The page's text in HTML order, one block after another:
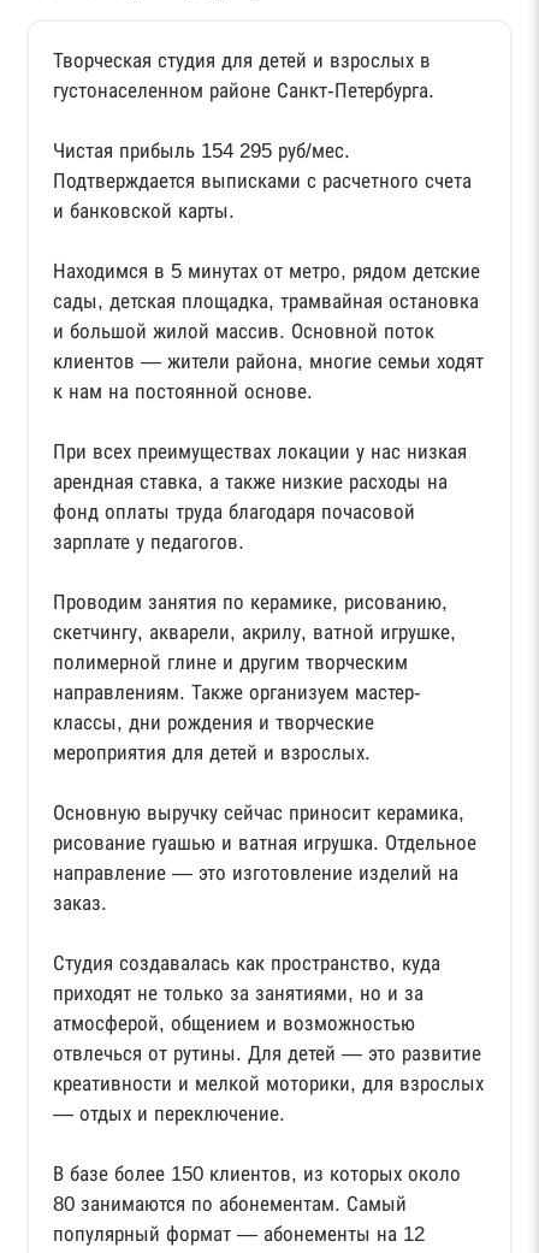
Творческая студия для детей и взрослых в
густонаселенном районе Санкт-Петербурга.
Чистая прибыль 154 295 руб/мес.
Подтверждается выписками с расчетного счета
и банковской карты.
Находимся в 5 минутах от метро, рядом детские
сады, детская площадка, трамвайная остановка
и большой жилой массив. Основной поток
клиентов — жители района, многие семьи ходят
к нам на постоянной основе.
При всех преимуществах локации у нас низкая
арендная ставка, а также низкие расходы на
фонд оплаты труда благодаря почасовой
зарплате у педагогов.
Проводим занятия по керамике, рисованию,
скетчингу, акварели, акрилу, ватной игрушке,
полимерной глине и другим творческим
направлениям. Также организуем мастер-
классы, дни рождения и творческие
мероприятия для детей и взрослых.
Основную выручку сейчас приносит керамика,
рисование гуашью и ватная игрушка. Отдельное
направление — это изготовление изделий на
заказ.
Студия создавалась как пространство, куда
приходят не только за занятиями, но и за
атмосферой, общением и возможностью
отвлечься от рутины. Для детей — это развитие
креативности и мелкой моторики, для взрослых
— отдых и переключение.
В базе более 150 клиентов, из которых около
80 занимаются по абонементам. Самый
популярный формат — абонементы на 12